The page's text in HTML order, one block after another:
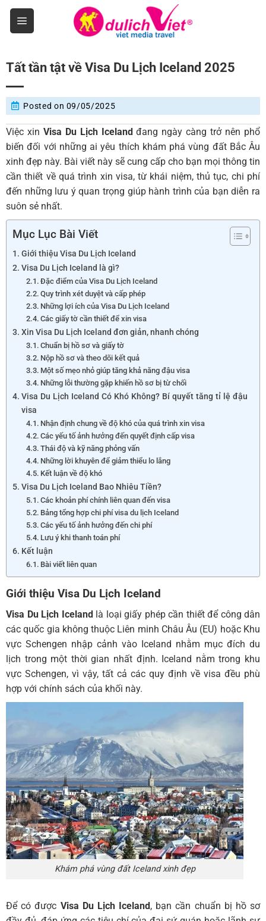
Skip
content
Tất tần tật về Visa Du Lịch Iceland 2025
Posted on 09/05/2025
Việc xin Visa Du Lịch Icelandđang ngày càng trở nên phổ
biến đối với những ai yêu thích khám phá vùng đất Bắc Âu
xinh đẹp này. Bài viết này sẽ cung cấp cho bạn mọi thông tin
cần thiết về quá trình xin visa, từ khái niệm, thủ tục, chi phí
đến những lưu ý quan trọng giúp hành trình của bạn diễn ra
suôn sẻ nhất.
Mục Lục Bài Viết
Giới thiệu Visa Du Lịch Iceland
Visa Du Lịch Iceland là gì?
Đặc điểm của Visa Du Lịch Iceland
Quy trình xét duyệt và cấp phép
Những lợi ích của Visa Du Lịch Iceland
Các giấy tờ cần thiết để xin visa
Xin Visa Du Lịch Iceland đơn giản, nhanh chóng
Chuẩn bị hồ sơ và giấy tờ
Nộp hồ sơ và theo dõi kết quả
Một số mẹo nhỏ giúp tăng khả năng đậu visa
Những lỗi thường gặp khiến hồ sơ bị từ chối
Visa Du Lịch Iceland Có Khó Không? Bí quyết tăng tỉ lệ đậu
visa
Nhận định chung về độ khó của quá trình xin visa
Các yếu tố ảnh hưởng đến quyết định cấp visa
Thái độ và kỹ năng phỏng vấn
Những lời khuyên để giảm thiểu lo lắng
Kết luận về độ khó
Visa Du Lịch Iceland Bao Nhiêu Tiền?
Các khoản phí chính liên quan đến visa
Bảng tổng hợp chi phí visa du lịch Iceland
Các yếu tố ảnh hưởng đến chi phí
Lưu ý khi thanh toán phí
Kết luận
Bài viết liên quan
Giới thiệu Visa Du Lịch Iceland
Visa Du Lịch Icelandlà loại giấy phép cần thiết để công dân
các quốc gia không thuộc Liên minh Châu Âu (EU) hoặc Khu
vực Schengen nhập cảnh vào Iceland nhằm mục đích du
lịch trong một thời gian nhất định. Iceland nằm trong khu
vực Schengen, vì vậy, tất cả các quy định về visa đều phù
hợp với chính sách của khối này.
Khám phá vùng đất Iceland xinh đẹp
Để có được Visa Du Lịch Iceland, bạn cần chuẩn bị hồ sơ